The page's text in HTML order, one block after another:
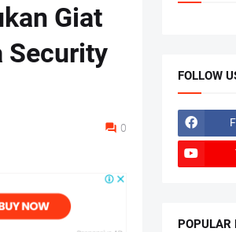
Giat
Security
0
FOLLOW
POPULAR